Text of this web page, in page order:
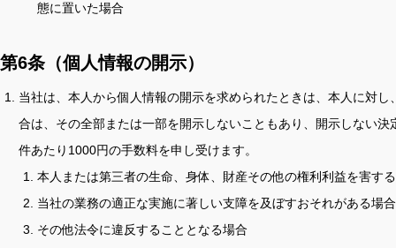
態に置いた場合
第6条（個人情報の開示）
当社は、本人から個人情報の開示を求められたときは、本人に対
合は、その全部または一部を開示しないこともあり、開示しない
件あたり1000円の手数料を申し受けます。
本人または第三者の生命、身体、財産その他の権利利益を害す
当社の業務の適正な実施に著しい支障を及ぼすおそれがある場合
その他法令に違反することとなる場合